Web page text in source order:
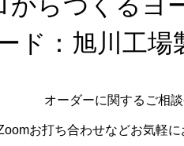
ド：旭川工場
オーダーに関するご相談
お打ち合わせなどお気軽に